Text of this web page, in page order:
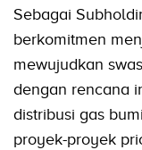
Sebagai
berkomitmen
mewujudkan
dengan rencana
distribusi gas
proyek-proyek